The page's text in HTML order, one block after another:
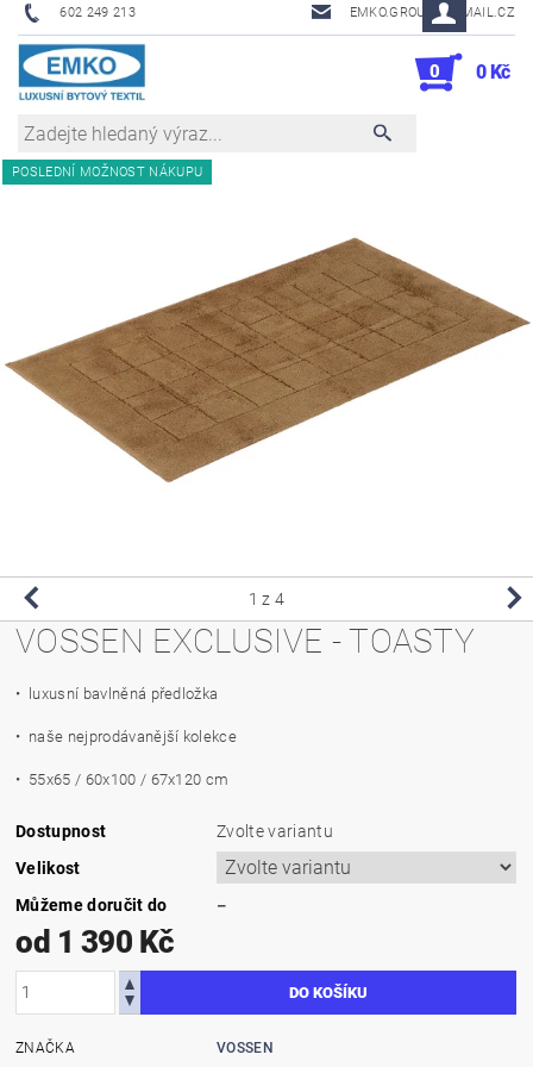
602 249 213 EMKO.GROUSL@EMAIL.CZ
0 0 Kč
POSLEDNÍ MOŽNOST NÁKUPU
1 z 4
VOSSEN EXCLUSIVE - TOASTY
• luxusní bavlněná předložka
• naše nejprodávanější kolekce
• 55x65 / 60x100 / 67x120 cm
Dostupnost
Zvolte variantu
Velikost
Můžeme doručit do
–
od 1 390 Kč
ZNAČKA VOSSEN